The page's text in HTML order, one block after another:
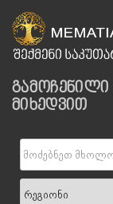
გამოჩენილი
მიხედვით